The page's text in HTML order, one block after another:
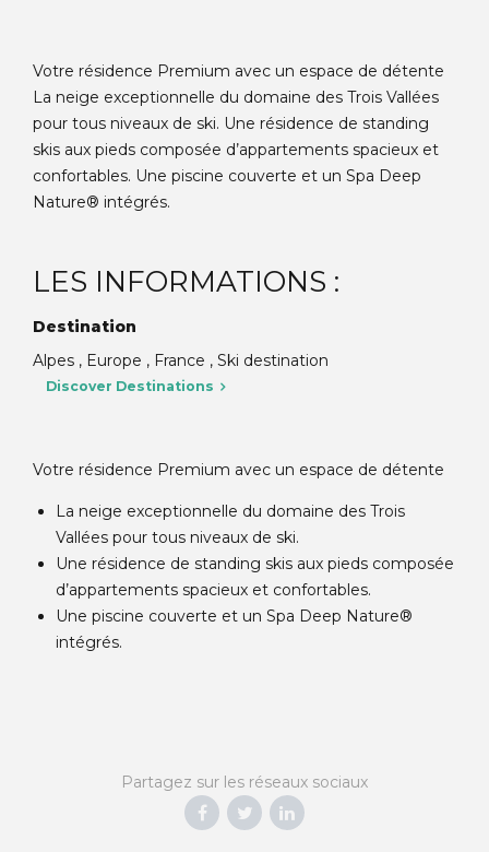
Votre résidence Premium avec un espace de détente
La neige exceptionnelle du domaine des Trois Vallées
pour tous niveaux de ski. Une résidence de standing
skis aux pieds composée d’appartements spacieux et
confortables. Une piscine couverte et un Spa Deep
Nature® intégrés.
LES INFORMATIONS :
Destination
Alpes , Europe , France , Ski destination
Discover Destinations
Votre résidence Premium avec un espace de détente
La neige exceptionnelle du domaine des Trois
Vallées pour tous niveaux de ski.
Une résidence de standing skis aux pieds composée
d’appartements spacieux et confortables.
Une piscine couverte et un Spa Deep Nature®
intégrés.
Partagez sur les réseaux sociaux